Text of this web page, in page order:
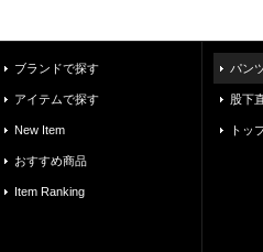
ブランドで探す
アイテムで探す
New Item
おすすめ商品
Item Ranking
パン
股下
トッ